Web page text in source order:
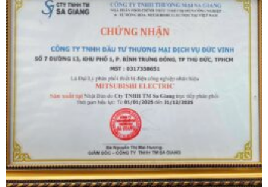
hoặc hỏng hóc dây chuyền, do đó tụ bù SINO là sự đầu
tư thông minh và bền vững cho mọi công trình.